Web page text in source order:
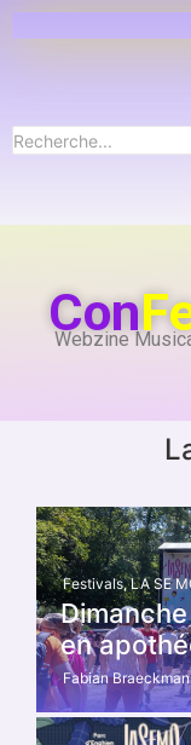
Con
Webzine
Festivals, LA SE
en
Fabian Braeckman